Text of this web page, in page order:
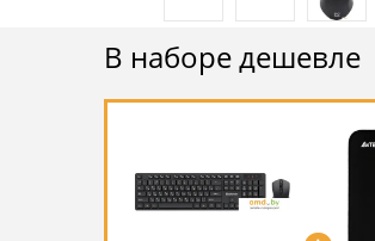
В наборе дешевле